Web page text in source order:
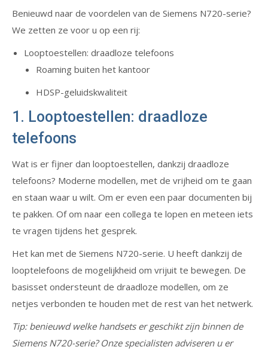
Benieuwd naar de voordelen van de Siemens N720-serie?
We zetten ze voor u op een rij:
Looptoestellen: draadloze telefoons
Roaming buiten het kantoor
HDSP-geluidskwaliteit
1. Looptoestellen: draadloze
telefoons
Wat is er fijner dan looptoestellen, dankzij draadloze
telefoons? Moderne modellen, met de vrijheid om te gaan
en staan waar u wilt. Om er even een paar documenten bij
te pakken. Of om naar een collega te lopen en meteen iets
te vragen tijdens het gesprek.
Het kan met de Siemens N720-serie. U heeft dankzij de
looptelefoons de mogelijkheid om vrijuit te bewegen. De
basisset ondersteunt de draadloze modellen, om ze
netjes verbonden te houden met de rest van het netwerk.
Tip: benieuwd welke handsets er geschikt zijn binnen de
Siemens N720-serie? Onze specialisten adviseren u er